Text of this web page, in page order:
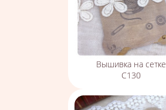
Вышивка на сетке
С130